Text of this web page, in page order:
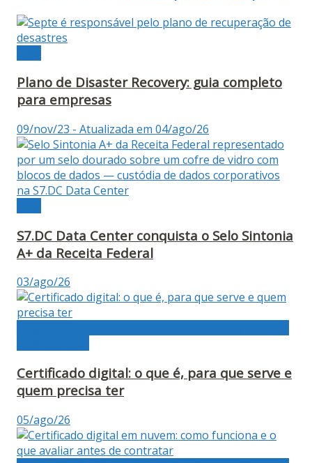
Plano de Disaster Recovery: guia completo
para empresas
09/nov/23 - Atualizada em 04/ago/26
S7.DC Data Center conquista o Selo Sintonia
A+ da Receita Federal
03/ago/26
Certificado digital: o que é, para que serve e
quem precisa ter
05/ago/26